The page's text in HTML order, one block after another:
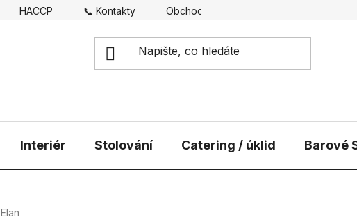
HACCP 📞 Kontakty Obchodní podmínky
Interiér Stolování Catering / úklid Barové
Elan